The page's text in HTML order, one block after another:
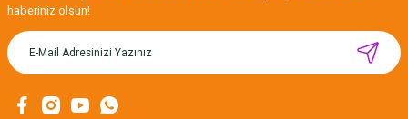
haberiniz olsun!